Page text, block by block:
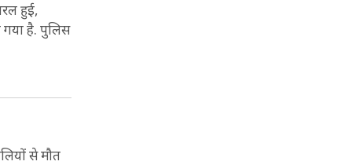
हुई,
गया है. पुलिस
से मौत